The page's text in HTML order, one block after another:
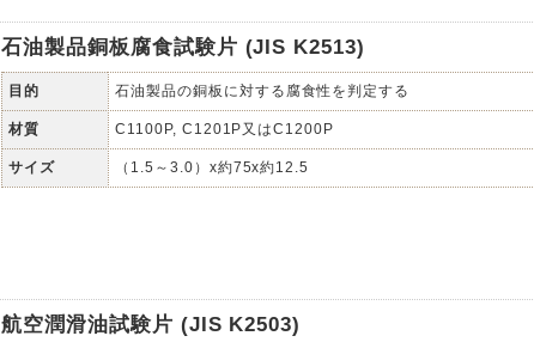
石油製品銅板腐食試験片 (JIS K2513)
目的 石油製品の銅板に対する腐食性を判定する
材質 C1100P, C1201P又はC1200P
サイズ （1.5～3.0）x約75x約12.5
航空潤滑油試験片 (JIS K2503)